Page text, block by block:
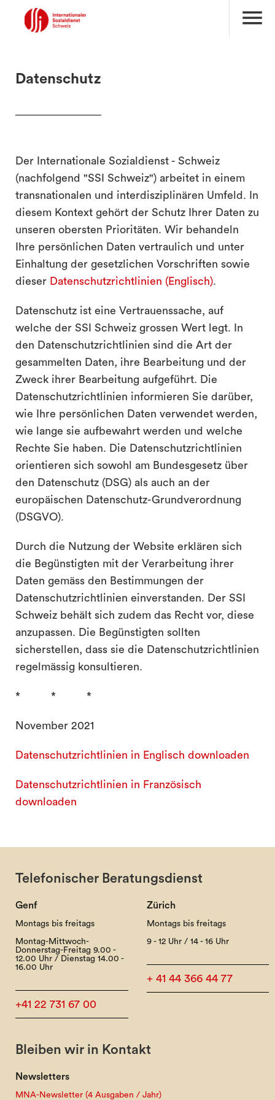
menu
search
Datenschutz
Der Internationale Sozialdienst - Schweiz
(nachfolgend "SSI Schweiz") arbeitet in einem
transnationalen und interdisziplinären Umfeld. In
diesem Kontext gehört der Schutz Ihrer Daten zu
unseren obersten Prioritäten. Wir behandeln
Ihre persönlichen Daten vertraulich und unter
Einhaltung der gesetzlichen Vorschriften sowie
dieser Datenschutzrichtlinien (Englisch).
Datenschutz ist eine Vertrauenssache, auf
welche der SSI Schweiz grossen Wert legt. In
den Datenschutzrichtlinien sind die Art der
gesammelten Daten, ihre Bearbeitung und der
Zweck ihrer Bearbeitung aufgeführt. Die
Datenschutzrichtlinien informieren Sie darüber,
wie Ihre persönlichen Daten verwendet werden,
wie lange sie aufbewahrt werden und welche
Rechte Sie haben. Die Datenschutzrichtlinien
orientieren sich sowohl am Bundesgesetz über
den Datenschutz (DSG) als auch an der
europäischen Datenschutz-Grundverordnung
(DSGVO).
Durch die Nutzung der Website erklären sich
die Begünstigten mit der Verarbeitung ihrer
Daten gemäss den Bestimmungen der
Datenschutzrichtlinien einverstanden. Der SSI
Schweiz behält sich zudem das Recht vor, diese
anzupassen. Die Begünstigten sollten
sicherstellen, dass sie die Datenschutzrichtlinien
regelmässig konsultieren.
* * *
November 2021
Datenschutzrichtlinien in Englisch downloaden
Datenschutzrichtlinien in Französisch
downloaden
Telefonischer Beratungsdienst
Genf
Montags bis freitags
Montag-Mittwoch-
Donnerstag-Freitag 9.00 -
12.00 Uhr / Dienstag 14.00 -
16.00 Uhr
+41 22 731 67 00
Zürich
Montags bis freitags
9 - 12 Uhr / 14 - 16 Uhr
+ 41 44 366 44 77
Bleiben wir in Kontakt
Newsletters
MNA-Newsletter (4 Ausgaben / Jahr)